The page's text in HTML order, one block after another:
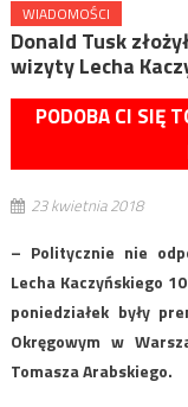
WIADOMOŚCI
Donald Tusk
wizyty Lecha
PODOBA CI SIĘ
23 kwietnia 2018
– Politycznie nie
Lecha Kaczyńskiego
poniedziałek były
Okręgowym w
Tomasza Arabskiego.